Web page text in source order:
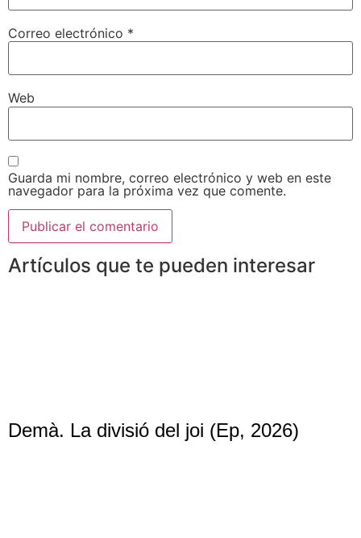
Correo electrónico *
Web
Guarda mi nombre, correo electrónico y web en este
navegador para la próxima vez que comente.
Artículos que te pueden interesar
Demà. La divisió del joi (Ep, 2026)